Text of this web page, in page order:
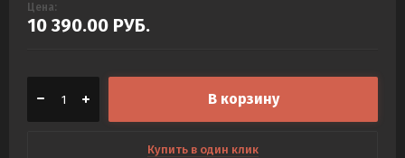
Цена:
10 390.00 РУБ.
В корзину
Купить в один клик